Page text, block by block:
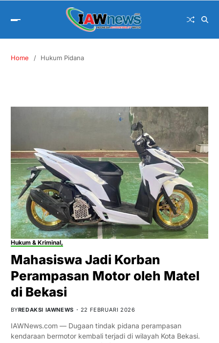
Home Hukum Pidana
Hukum & Kriminal,
Mahasiswa Jadi Korban
Perampasan Motor oleh Matel
di Bekasi
BYREDAKSI IAWNEWS 22 FEBRUARI 2026
IAWNews.com — Dugaan tindak pidana perampasan
kendaraan bermotor kembali terjadi di wilayah Kota Bekasi.